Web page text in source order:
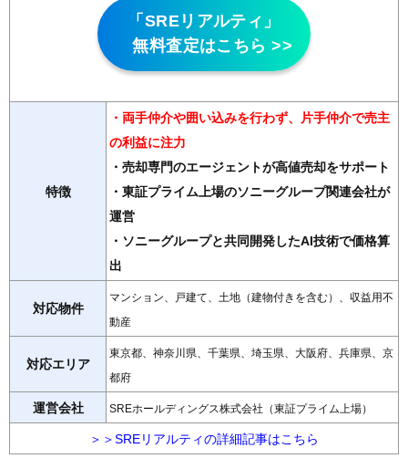
「SREリアルティ」
無料査定はこちら >>
特徴
・両手仲介や囲い込みを行わず、片手仲介で売主
の利益に注力
・売却専門のエージェントが高値売却をサポート
・東証プライム上場のソニーグループ関連会社が
運営
・ソニーグループと共同開発したAI技術で価格算
出
対応物件
マンション、戸建て、土地（建物付きを含む）、収益用不
動産
対応エリア
東京都、神奈川県、千葉県、埼玉県、大阪府、兵庫県、京
都府
運営会社 SREホールディングス株式会社（東証プライム上場）
＞＞SREリアルティの詳細記事はこちら